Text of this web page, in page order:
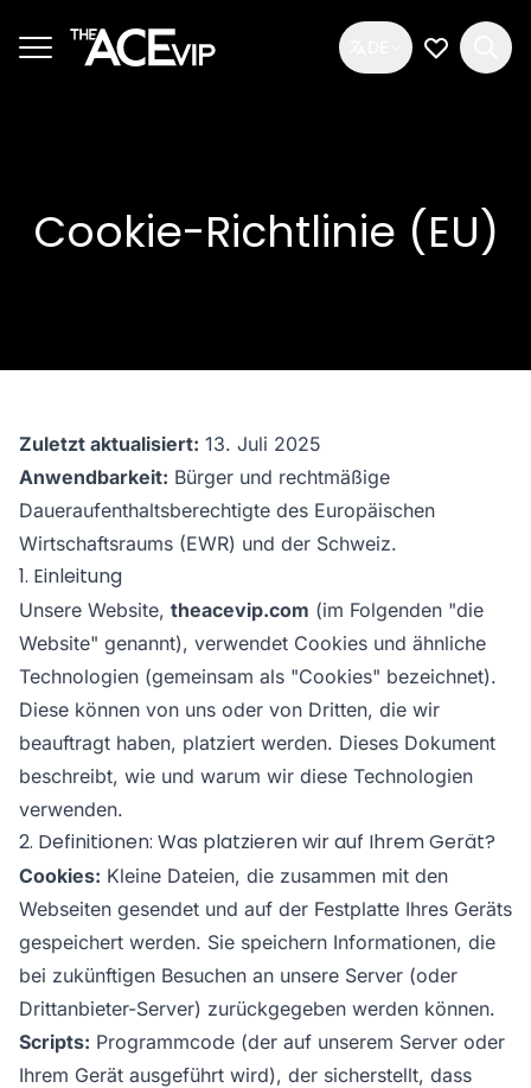
Meine
Cookie-Richtlinie (EU)
Zuletzt aktualisiert: 13. Juli 2025
Anwendbarkeit: Bürger und rechtmäßige
Daueraufenthaltsberechtigte des Europäischen
Wirtschaftsraums (EWR) und der Schweiz.
1. Einleitung
Unsere Website, theacevip.com (im Folgenden "die
Website" genannt), verwendet Cookies und ähnliche
Technologien (gemeinsam als "Cookies" bezeichnet).
Diese können von uns oder von Dritten, die wir
beauftragt haben, platziert werden. Dieses Dokument
beschreibt, wie und warum wir diese Technologien
verwenden.
2. Definitionen: Was platzieren wir auf Ihrem Gerät?
Cookies: Kleine Dateien, die zusammen mit den
Webseiten gesendet und auf der Festplatte Ihres Geräts
gespeichert werden. Sie speichern Informationen, die
bei zukünftigen Besuchen an unsere Server (oder
Drittanbieter-Server) zurückgegeben werden können.
Scripts: Programmcode (der auf unserem Server oder
Ihrem Gerät ausgeführt wird), der sicherstellt, dass